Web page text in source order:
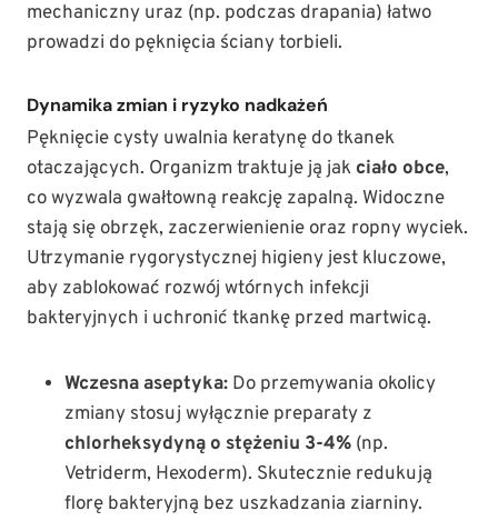
mechaniczny uraz (np. podczas drapania) łatwo
prowadzi do pęknięcia ściany torbieli.
Dynamika zmian i ryzyko nadkażeń
Pęknięcie cysty uwalnia keratynę do tkanek
otaczających. Organizm traktuje ją jak ciało obce,
co wyzwala gwałtowną reakcję zapalną. Widoczne
stają się obrzęk, zaczerwienienie oraz ropny wyciek.
Utrzymanie rygorystycznej higieny jest kluczowe,
aby zablokować rozwój wtórnych infekcji
bakteryjnych i uchronić tkankę przed martwicą.
Wczesna aseptyka: Do przemywania okolicy
zmiany stosuj wyłącznie preparaty z
chlorheksydyną o stężeniu 3-4% (np.
Vetriderm, Hexoderm). Skutecznie redukują
florę bakteryjną bez uszkadzania ziarniny.